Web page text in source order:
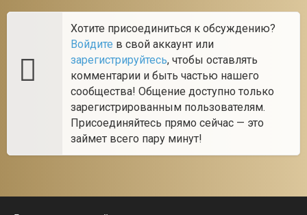
Хотите присоединиться к обсуждению?
Войдите в свой аккаунт или
зарегистрируйтесь, чтобы оставлять
комментарии и быть частью нашего
сообщества! Общение доступно только
зарегистрированным пользователям.
Присоединяйтесь прямо сейчас — это
займет всего пару минут!